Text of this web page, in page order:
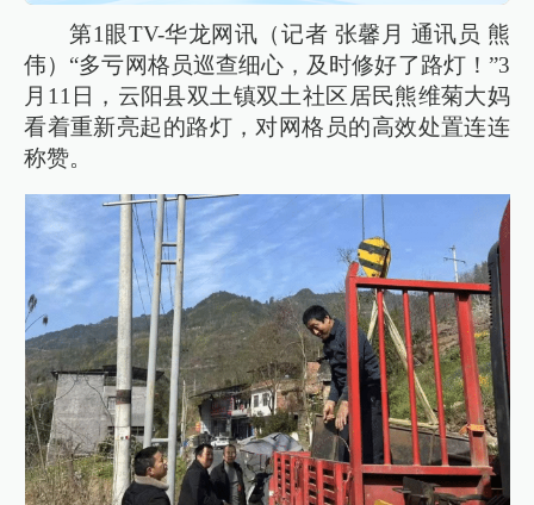
第1眼TV-华龙网讯（记者 张馨月 通讯员 熊
伟）“多亏网格员巡查细心，及时修好了路灯！”3
月11日，云阳县双土镇双土社区居民熊维菊大妈
看着重新亮起的路灯，对网格员的高效处置连连
称赞。